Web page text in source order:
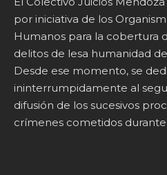
por iniciativa de los
Humanos para la cobertura
delitos de lesa humanidad
Desde ese momento, se
ininterrumpidamente al
difusión de los sucesivos
crímenes cometidos